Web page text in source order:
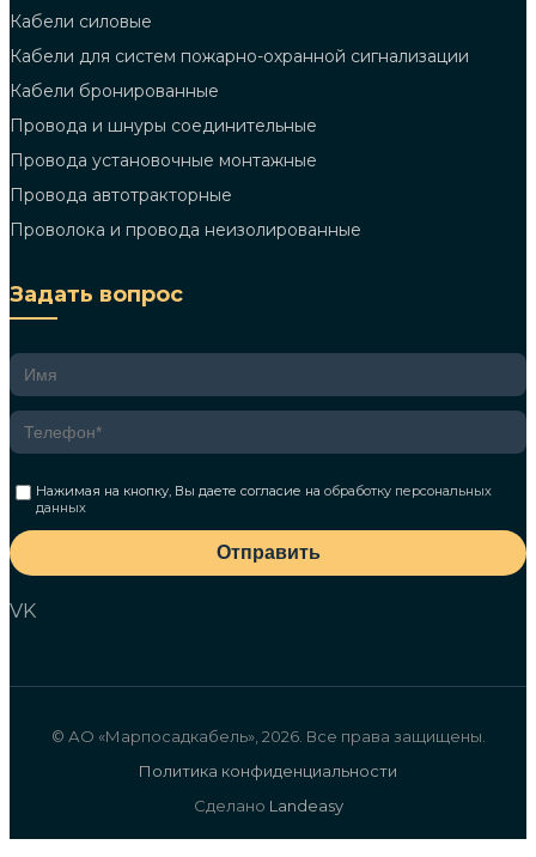
Кабели силовые
Кабели для систем пожарно-охранной сигнализации
Кабели бронированные
Провода и шнуры соединительные
Провода установочные монтажные
Провода автотракторные
Проволока и провода неизолированные
Задать вопрос
Нажимая на кнопку, Вы даете согласие наобработку персональных
данных
Отправить
VK
© АО «Марпосадкабель», 2026. Все права защищены.
Политика конфиденциальности
Сделано Landeasy